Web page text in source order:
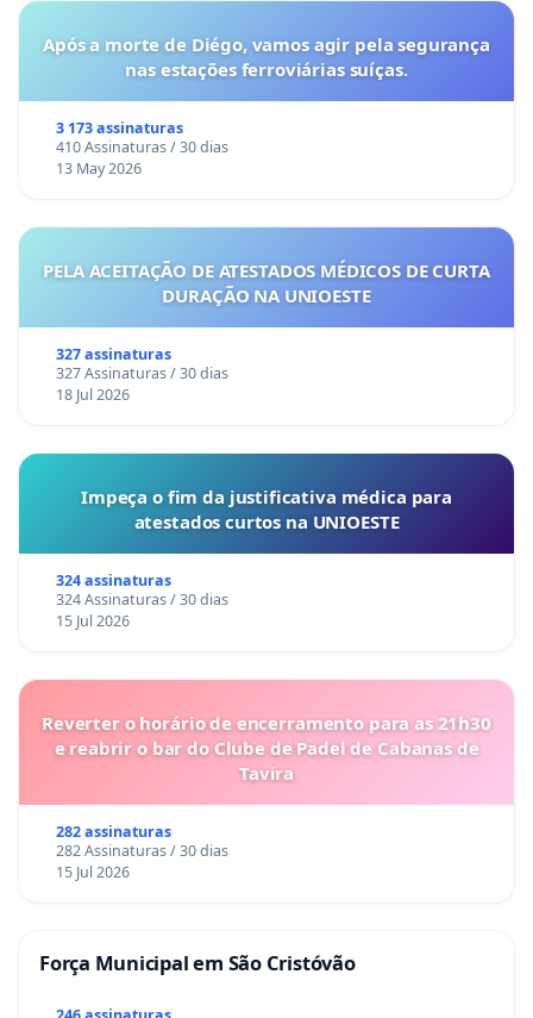
Após a morte de Diégo, vamos agir pela segurança
nas estações ferroviárias suíças.
3 173 assinaturas
410 Assinaturas / 30 dias
13 May 2026
PELA ACEITAÇÃO DE ATESTADOS MÉDICOS DE CURTA
DURAÇÃO NA UNIOESTE
327 assinaturas
327 Assinaturas / 30 dias
18 Jul 2026
Impeça o fim da justificativa médica para
atestados curtos na UNIOESTE
324 assinaturas
324 Assinaturas / 30 dias
15 Jul 2026
Reverter o horário de encerramento para as 21h30
e reabrir o bar do Clube de Padel de Cabanas de
Tavira
282 assinaturas
282 Assinaturas / 30 dias
15 Jul 2026
Força Municipal em São Cristóvão